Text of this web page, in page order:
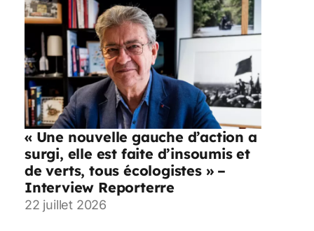
« Une nouvelle gauche d’action a
surgi, elle est faite d’insoumis et
de verts, tous écologistes » –
Interview Reporterre
22 juillet 2026